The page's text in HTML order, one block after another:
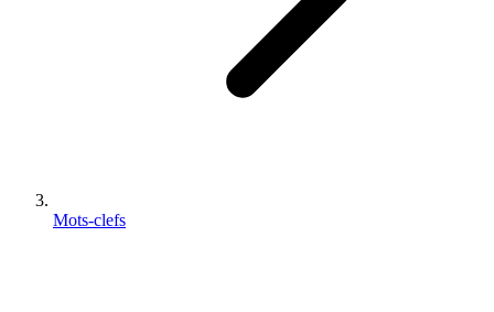
Mots-clefs